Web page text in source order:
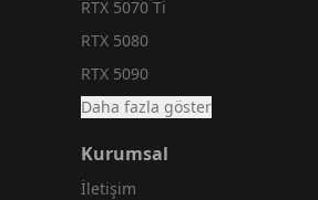
RTX 5070 Ti
RTX 5080
RTX 5090
Daha fazla göster
Kurumsal
İletişim